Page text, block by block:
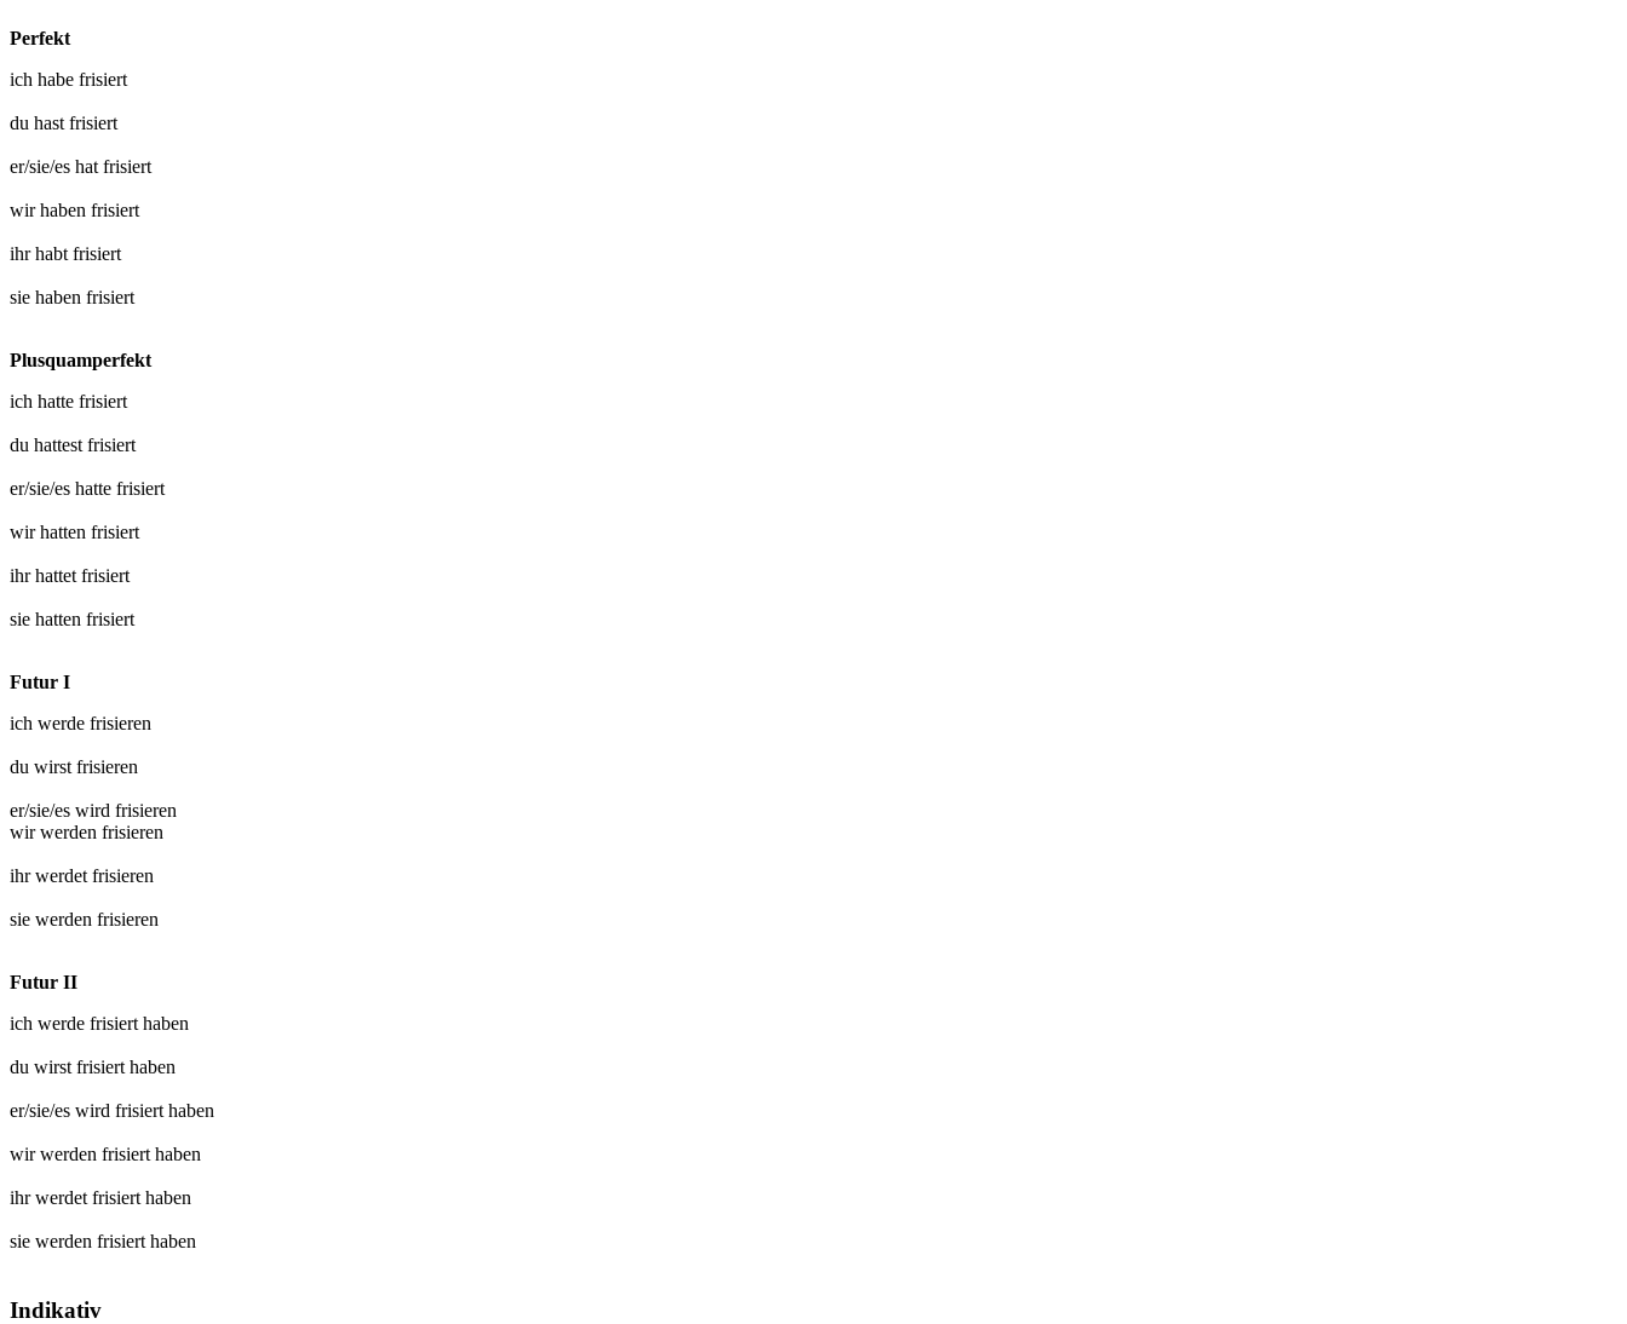
Perfekt
ich habe frisiert
du hast frisiert
er/sie/es hat frisiert
wir haben frisiert
ihr habt frisiert
sie haben frisiert
Plusquamperfekt
ich hatte frisiert
du hattest frisiert
er/sie/es hatte frisiert
wir hatten frisiert
ihr hattet frisiert
sie hatten frisiert
Futur I
ich werde frisieren
du wirst frisieren
er/sie/es wird frisieren
wir werden frisieren
ihr werdet frisieren
sie werden frisieren
Futur II
ich werde frisiert haben
du wirst frisiert haben
er/sie/es wird frisiert haben
wir werden frisiert haben
ihr werdet frisiert haben
sie werden frisiert haben
Indikativ